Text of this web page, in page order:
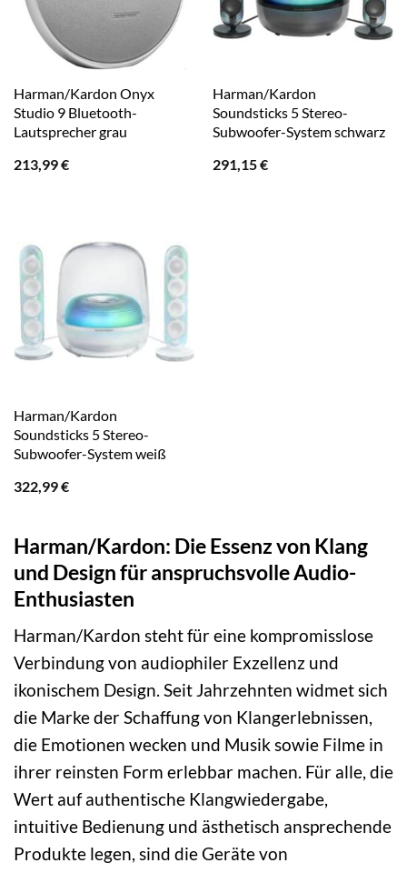
Harman/Kardon Onyx
Studio 9 Bluetooth-
Lautsprecher grau
213,99€
Harman/Kardon
Soundsticks 5 Stereo-
Subwoofer-System schwarz
291,15€
Harman/Kardon
Soundsticks 5 Stereo-
Subwoofer-System weiß
322,99€
Harman/Kardon: Die Essenz von Klang
und Design für anspruchsvolle Audio-
Enthusiasten
Harman/Kardon steht für eine kompromisslose
Verbindung von audiophiler Exzellenz und
ikonischem Design. Seit Jahrzehnten widmet sich
die Marke der Schaffung von Klangerlebnissen,
die Emotionen wecken und Musik sowie Filme in
ihrer reinsten Form erlebbar machen. Für alle, die
Wert auf authentische Klangwiedergabe,
intuitive Bedienung und ästhetisch ansprechende
Produkte legen, sind die Geräte von